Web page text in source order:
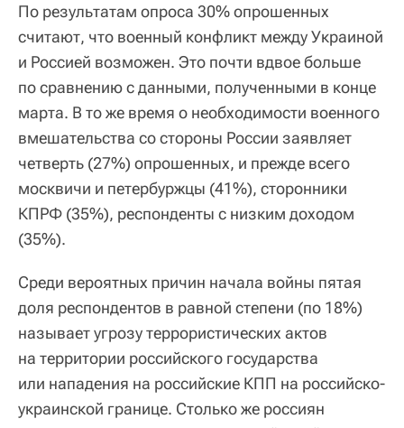
По результатам опроса 30% опрошенных
считают, что военный конфликт между Украиной
и Россией возможен. Это почти вдвое больше
по сравнению с данными, полученными в конце
марта. В то же время о необходимости военного
вмешательства со стороны России заявляет
четверть (27%) опрошенных, и прежде всего
москвичи и петербуржцы (41%), сторонники
КПРФ (35%), респонденты с низким доходом
(35%).
Среди вероятных причин начала войны пятая
доля респондентов в равной степени (по 18%)
называет угрозу террористических актов
на территории российского государства
или нападения на российские КПП на российско-
украинской границе. Столько же россиян